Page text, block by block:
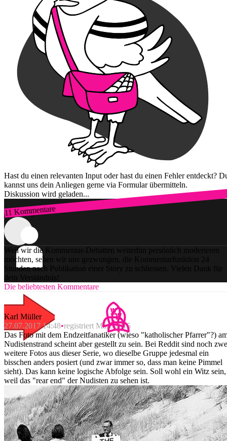
Hast du einen relevanten Input oder hast du einen Fehler entdeckt?
kannst uns dein Anliegen gerne via Formular übermitteln.
Diskussion wird geladen...
11 Kommentare
Zum Login
Weil wir die Kommentar-Debatten weiterhin persönlich moderieren
möchten, sehen wir uns gezwungen, die Kommentarfunktion 24
Stunden nach Publikation einer Story zu schliessen. Vielen Dank für
dein Verständnis!
Die beliebtesten Kommentare
Karl Müller
27.07.2017 14:48 registriert März 2015
Das Foto mit dem Endzeitfanatiker (wieso "katholischer Pfarrer"?)
Nudistenstrand scheint aber gestellt zu sein. Bei Reddit sind noch
weitere Fotos aus dieser Serie, wo dieselbe Gruppe jedesmal ein
bisschen anders posiert (und zwar immer so, dass man keine Pimmel
sieht). Das kann keine logische Abfolge sein. Soll wohl ein Witz sein,
weil das "rear end" der Nudisten zu sehen ist.